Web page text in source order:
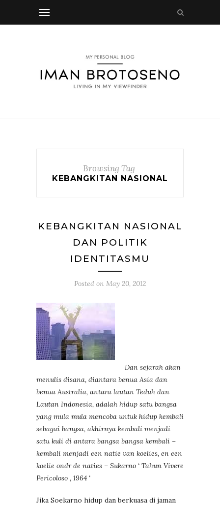
Browsing Tag
KEBANGKITAN NASIONAL
KEBANGKITAN NASIONAL
DAN POLITIK
IDENTITASMU
Posted on May 20, 2012
Dan sejarah akan
menulis disana, diantara benua Asia dan
benua Australia, antara lautan Teduh dan
Lautan Indonesia, adalah hidup satu bangsa
yang mula mula mencoba untuk hidup kembali
sebagai bangsa, akhirnya kembali menjadi
satu kuli di antara bangsa bangsa kembali –
kembali menjadi een natie van koelies, en een
koelie ondr de naties – Sukarno ‘ Tahun Vivere
Pericoloso , 1964 ‘
Jika Soekarno hidup dan berkuasa di jaman